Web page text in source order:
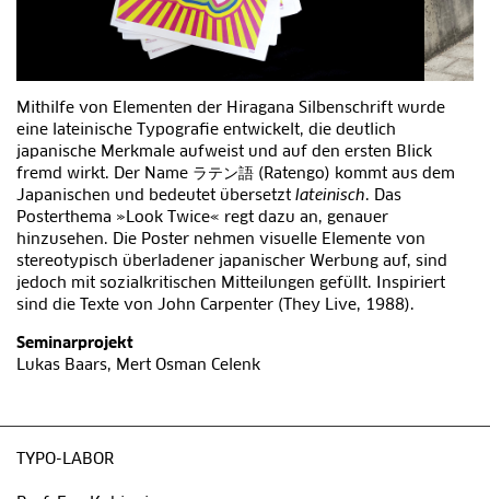
Mithilfe von Elementen der Hiragana Silbenschrift wurde
eine lateinische Typografie entwickelt, die deutlich
japanische Merkmale aufweist und auf den ersten Blick
fremd wirkt. Der Name ラテン語 (Ratengo) kommt aus dem
Japanischen und bedeutet übersetzt lateinisch. Das
Posterthema »Look Twice« regt dazu an, genauer
hinzusehen. Die Poster nehmen visuelle Elemente von
stereotypisch überladener japanischer Werbung auf, sind
jedoch mit sozialkritischen Mitteilungen gefüllt. Inspiriert
sind die Texte von John Carpenter (They Live, 1988).
Seminarprojekt
Lukas Baars, Mert Osman Celenk
TYPO-LABOR